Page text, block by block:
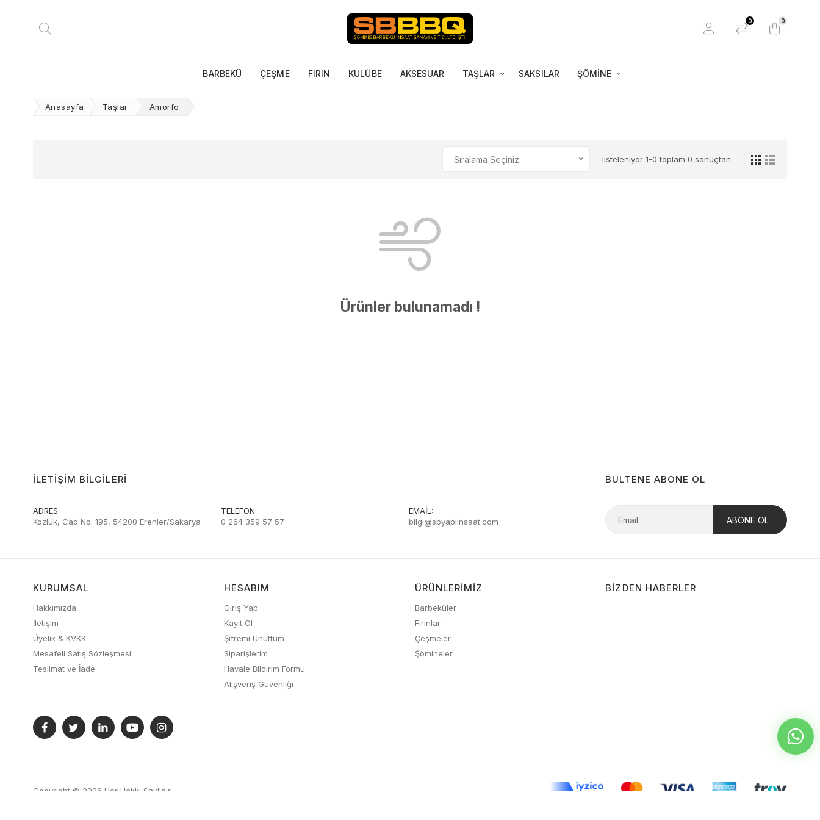
0 0
BARBEKÜ ÇEŞME FIRIN KULÜBE AKSESUAR TAŞLAR SAKSILAR ŞÖMINE
Anasayfa Taşlar Amorfo
Sıralama Seçiniz listeleniyor 1-0 toplam 0 sonuçtan
Ürünler bulunamadı !
İLETIŞIM BILGILERI
ADRES:
Kozluk, Cad No: 195, 54200 Erenler/Sakarya
TELEFON:
0 264 359 57 57
EMAIL:
bilgi@sbyapiinsaat.com
BÜLTENE ABONE OL
KURUMSAL
Hakkımızda
İletişim
Üyelik & KVKK
Mesafeli Satış Sözleşmesi
Teslimat ve İade
HESABIM
Giriş Yap
Kayıt Ol
Şifremi Unuttum
Siparişlerim
Havale Bildirim Formu
Alışveriş Güvenliği
ÜRÜNLERIMIZ
Barbeküler
Fırınlar
Çeşmeler
Şömineler
BIZDEN HABERLER
Copyright © 2026 Her Hakkı Saklıdır.